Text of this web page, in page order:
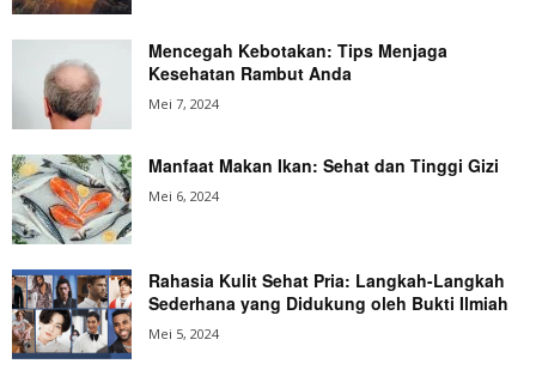
Mencegah Kebotakan: Tips Menjaga
Kesehatan Rambut Anda
Mei 7, 2024
Manfaat Makan Ikan: Sehat dan Tinggi Gizi
Mei 6, 2024
Rahasia Kulit Sehat Pria: Langkah-Langkah
Sederhana yang Didukung oleh Bukti Ilmiah
Mei 5, 2024